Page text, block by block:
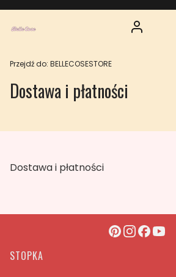
Zaloguj się
Przejdź do: BELLECOSESTORE
Dostawa i płatności
Dostawa i płatności
Linki w stopce
STOPKA